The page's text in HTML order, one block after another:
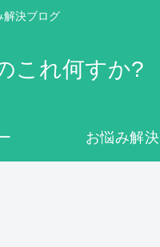
解決ブログ
これ何すか?
お悩み解決